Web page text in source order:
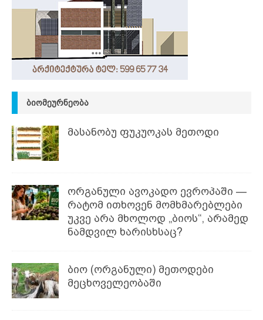
ᲑᲘᲝᲛᲔᲣᲠᲜᲔᲝᲑᲐ
მასანობუ ფუკუოკას მეთოდი
ორგანული ავოკადო ევროპაში —
რატომ ითხოვენ მომხმარებლები
უკვე არა მხოლოდ „ბიოს“, არამედ
ნამდვილ ხარისხსაც?
ბიო (ორგანული) მეთოდები
მეცხოველეობაში